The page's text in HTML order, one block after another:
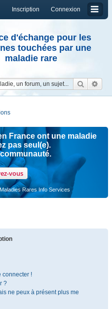
Connexion
Inscription
d'échange pour les
touchées par une
maladie rare
France ont une maladie
pas seul(e).
vous
Rares Info Services
connecter !
?
ne peux à présent plus me